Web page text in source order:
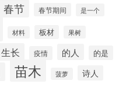
春节 春节期间 是一个
材料 板材 果树
生长 疫情 的人 的是
苗木 菠萝 诗人